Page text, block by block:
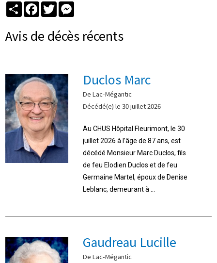
PartagerFacebook
Twitter
Avis de décès récents
Duclos Marc
De Lac-Mégantic
Décédé(e) le 30 juillet 2026
Au CHUS Hôpital Fleurimont, le 30
juillet 2026 à l’âge de 87 ans, est
décédé Monsieur Marc Duclos, fils
de feu Elodien Duclos et de feu
Germaine Martel, époux de Denise
Leblanc, demeurant à ...
Gaudreau Lucille
De Lac-Mégantic